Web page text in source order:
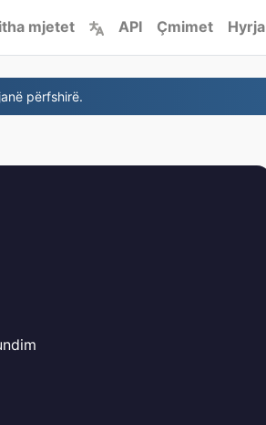
mjetet API Çmimet Hyrja
përfshirë.